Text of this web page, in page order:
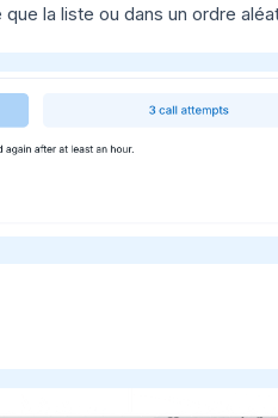
la liste ou dans un ordre